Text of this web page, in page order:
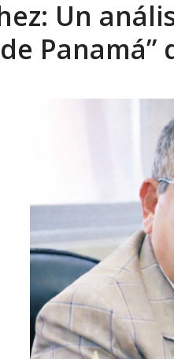
«876 horas de apagones»
Un
Panamá”